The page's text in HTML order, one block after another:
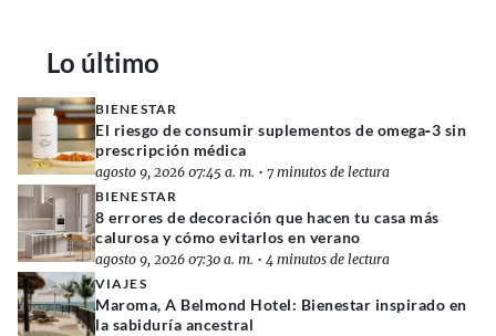
Lo último
BIENESTAR
El riesgo de consumir suplementos de omega‑3 sin
prescripción médica
agosto 9, 2026 07:45 a. m. • 7 minutos de lectura
BIENESTAR
8 errores de decoración que hacen tu casa más
calurosa y cómo evitarlos en verano
agosto 9, 2026 07:30 a. m. • 4 minutos de lectura
VIAJES
Maroma, A Belmond Hotel: Bienestar inspirado en
la sabiduría ancestral